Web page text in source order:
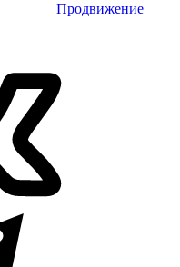
Продвижение